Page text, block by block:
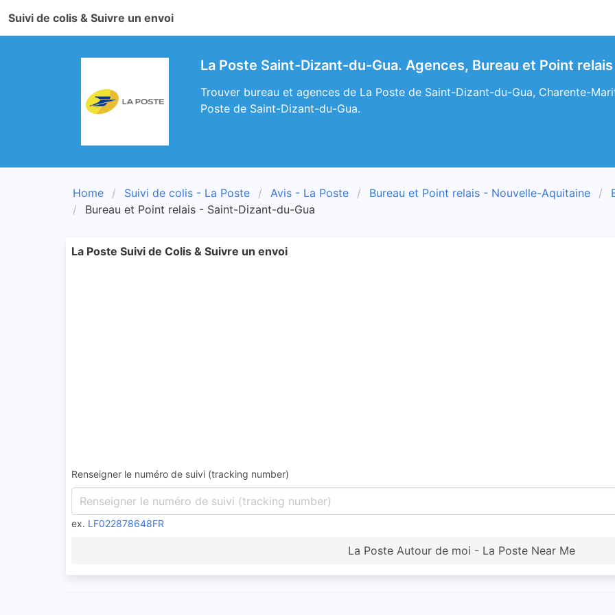
Suivi de colis & Suivre un envoi
La Poste Saint-Dizant-du-Gua. Agences, Bureau et Point
Trouver bureau et agences de La Poste de Saint-Dizant-du-Gua, Charente-
Poste de Saint-Dizant-du-Gua.
Home Suivi de colis - La Poste Avis - La Poste Bureau et Point relais - Nouvelle-Aquitaine
Bureau et Point relais - Saint-Dizant-du-Gua
La Poste Suivi de Colis & Suivre un envoi
Renseigner le numéro de suivi (tracking number)
ex. LF022878648FR
La Poste Autour de moi - La Poste Near Me